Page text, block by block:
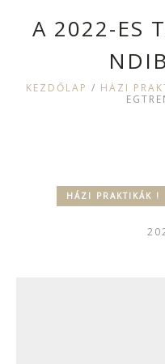
A 2022-ES
KEZDŐLAP / HÁZI
HÁZI PRAKTIKÁK !